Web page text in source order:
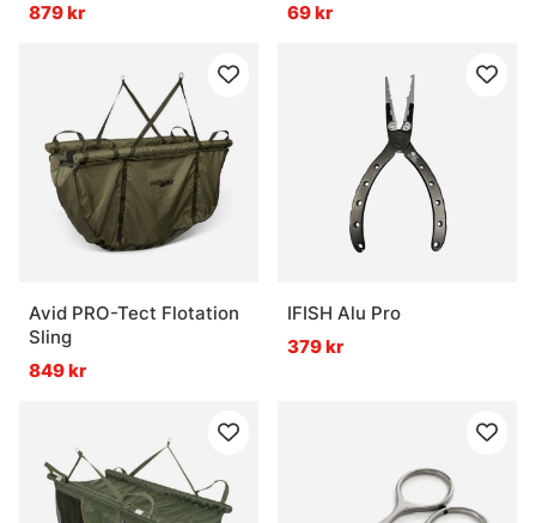
879 kr
69 kr
Avid PRO-Tect Flotation
Sling
849 kr
IFISH Alu Pro
379 kr